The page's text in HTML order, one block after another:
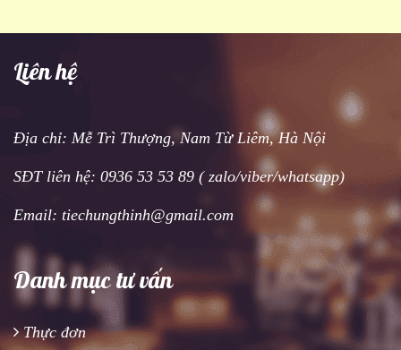
Liên hệ
Địa chỉ: Mễ Trì Thượng, Nam Từ Liêm, Hà Nội
SĐT liên hệ: 0936 53 53 89 ( zalo/viber/whatsapp)
Email: tiechungthinh@gmail.com
Danh mục tư vấn
Thực đơn